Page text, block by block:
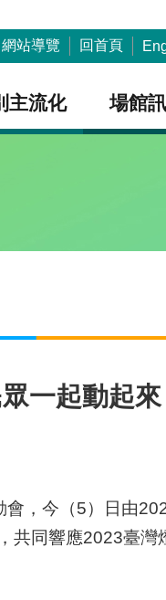
網站導覽 回首頁
主流化 場館
一起動起來
，今（5）日由
同響應2023臺